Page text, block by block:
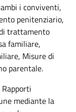
i conviventi,
penitenziario,
trattamento
familiare,
Misure di
parentale.
mediante la